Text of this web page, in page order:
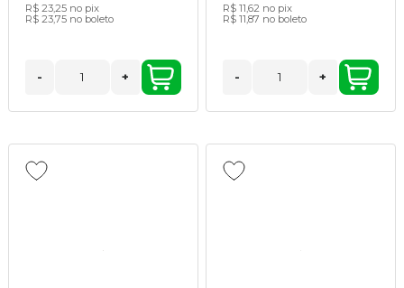
R$ 23,25 no pix
R$ 23,75 no boleto
- +
R$ 11,62 no pix
R$ 11,87 no boleto
- +